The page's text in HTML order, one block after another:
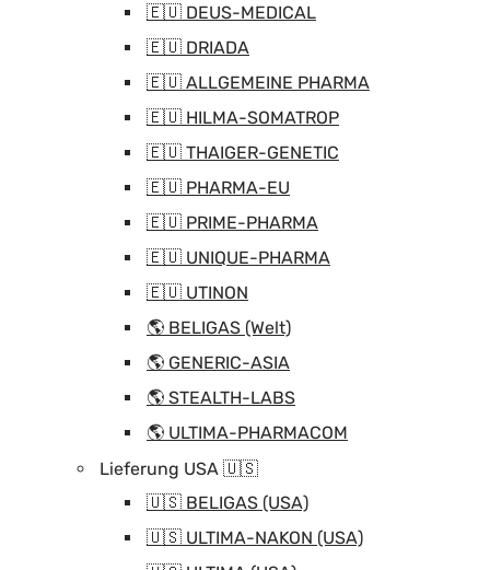
🇪🇺 DEUS-MEDICAL
🇪🇺 DRIADA
🇪🇺 ALLGEMEINE PHARMA
🇪🇺 HILMA-SOMATROP
🇪🇺 THAIGER-GENETIC
🇪🇺 PHARMA-EU
🇪🇺 PRIME-PHARMA
🇪🇺 UNIQUE-PHARMA
🇪🇺 UTINON
🌎 BELIGAS (Welt)
🌎 GENERIC-ASIA
🌎 STEALTH-LABS
🌎 ULTIMA-PHARMACOM
Lieferung USA 🇺🇸
🇺🇸 BELIGAS (USA)
🇺🇸 ULTIMA-NAKON (USA)